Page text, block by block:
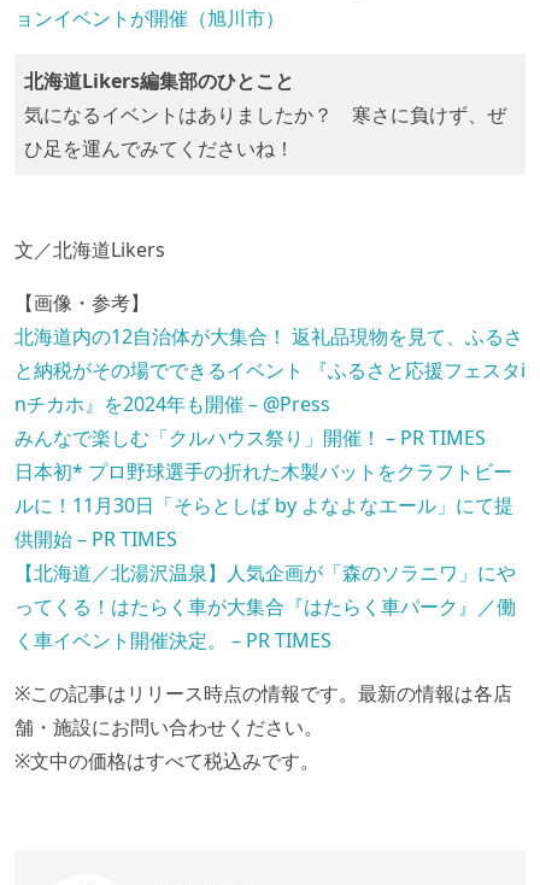
ョンイベントが開催（旭川市）
北海道Likers編集部のひとこと
気になるイベントはありましたか？ 寒さに負けず、ぜ
ひ足を運んでみてくださいね！
文／北海道Likers
【画像・参考】
北海道内の12自治体が大集合！ 返礼品現物を見て、ふるさ
と納税がその場でできるイベント 『ふるさと応援フェスタi
nチカホ』を2024年も開催 – @Press
みんなで楽しむ「クルハウス祭り」開催！ – PR TIMES
日本初* プロ野球選手の折れた木製バットをクラフトビー
ルに！11月30日「そらとしば by よなよなエール」にて提
供開始 – PR TIMES
【北海道／北湯沢温泉】人気企画が「森のソラニワ」にや
ってくる！はたらく車が大集合『はたらく車パーク』／働
く車イベント開催決定。 – PR TIMES
※この記事はリリース時点の情報です。最新の情報は各店
舗・施設にお問い合わせください。
※文中の価格はすべて税込みです。